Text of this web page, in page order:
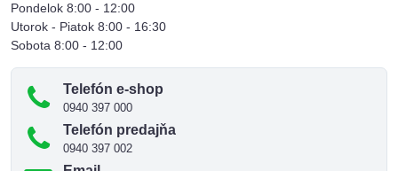
Pondelok 8:00 - 12:00
Utorok - Piatok 8:00 - 16:30
Sobota 8:00 - 12:00
Telefón e-shop
0940 397 000
Telefón predajňa
0940 397 002